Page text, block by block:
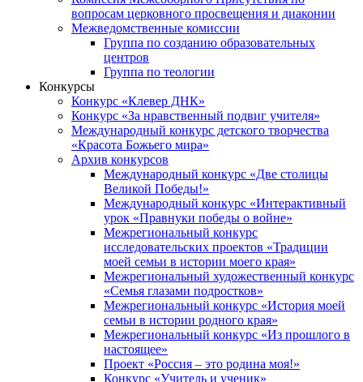
вопросам церковного просвещения и диаконии
Межведомственные комиссии
Группа по созданию образовательных
центров
Группа по теологии
Конкурсы
Конкурс «Клевер ДНК»
Конкурс «За нравственный подвиг учителя»
Международный конкурс детского творчества
«Красота Божьего мира»
Архив конкурсов
Международный конкурс «Две столицы
Великой Победы!»
Международный конкурс «Интерактивный
урок «Правнуки победы о войне»
Межрегиональный конкурс
исследовательских проектов «Традиции
моей семьи в истории моего края»
Межрегиональный художественный конкурс
«Семья глазами подростков»
Межрегиональный конкурс «История моей
семьи в истории родного края»
Межрегиональный конкурс «Из прошлого в
настоящее»
Проект «Россия – это родина моя!»
Конкурс «Учитель и ученик»